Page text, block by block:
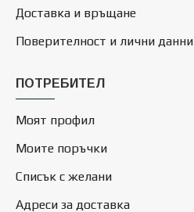
Доставка и връщане
Поверителност и лични данни
ПОТРЕБИТЕЛ
Моят профил
Моите поръчки
Списък с желани
Адреси за доставка